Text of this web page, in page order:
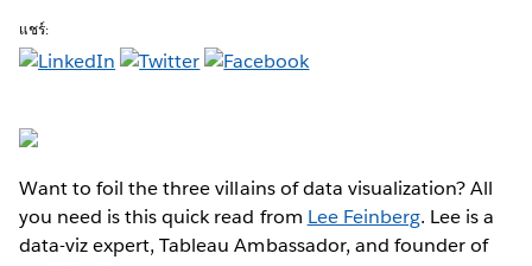
แชร์:
Want to foil the three villains of data visualization? All
you need is this quick read from Lee Feinberg. Lee is a
data-viz expert, Tableau Ambassador, and founder of